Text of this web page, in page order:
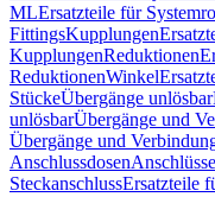
MLErsatzteile für
FittingsKupplungen
KupplungenReduktionen
ReduktionenWinkel
StückeÜbergänge unlösbar
unlösbarÜbergänge und
Übergänge und
AnschlussdosenAnschlüsse
SteckanschlussErsatzteile